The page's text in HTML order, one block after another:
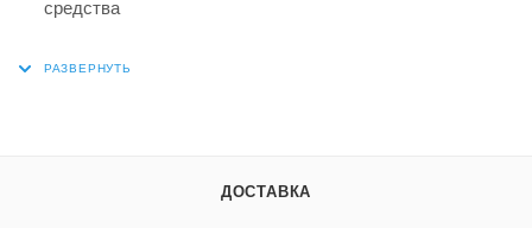
средства
цветовом исполнении
ДОСТАВКА